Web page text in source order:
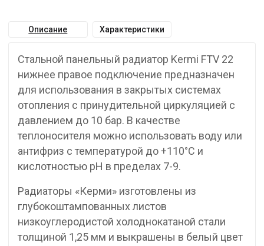
Описание Характеристики
Стальной панельный радиатор Kermi FTV 22
нижнее правое подключение предназначен
для использования в закрытых системах
отопления с принудительной циркуляцией с
давлением до 10 бар. В качестве
теплоносителя можно использовать воду или
антифриз с температурой до +110°C и
кислотностью pH в пределах 7-9.
Радиаторы «Керми» изготовлены из
глубокоштампованных листов
низкоуглеродистой холоднокатаной стали
толщиной 1,25 мм и выкрашены в белый цвет